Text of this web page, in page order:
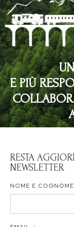
E PIÙ
RESTA
NEWSLETTER
NOME E COGNOME